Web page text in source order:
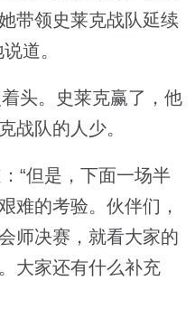
带领史莱克战队延续
道。
头。史莱克赢了，他
战队的人少。
“但是，下面一场半
难的考验。伙伴们，
师决赛，就看大家的
大家还有什么补充